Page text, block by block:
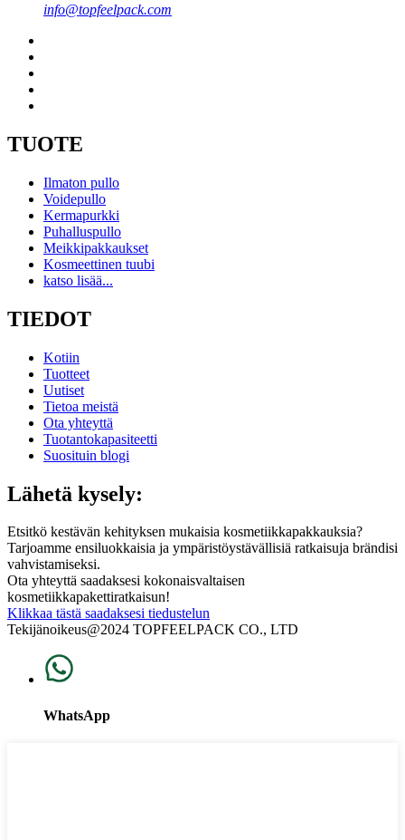
info@topfeelpack.com
TUOTE
Ilmaton pullo
Voidepullo
Kermapurkki
Puhalluspullo
Meikkipakkaukset
Kosmeettinen tuubi
katso lisää...
TIEDOT
Kotiin
Tuotteet
Uutiset
Tietoa meistä
Ota yhteyttä
Tuotantokapasiteetti
Suosituin blogi
Lähetä kysely:
Etsitkö kestävän kehityksen mukaisia ​​kosmetiikkapakkauksia?
Tarjoamme ensiluokkaisia ​​ja ympäristöystävällisiä ratkaisuja brändisi
vahvistamiseksi.
Ota yhteyttä saadaksesi kokonaisvaltaisen
kosmetiikkapakettiratkaisun!
Klikkaa tästä saadaksesi tiedustelun
Tekijänoikeus@2024 TOPFEELPACK CO., LTD
WhatsApp